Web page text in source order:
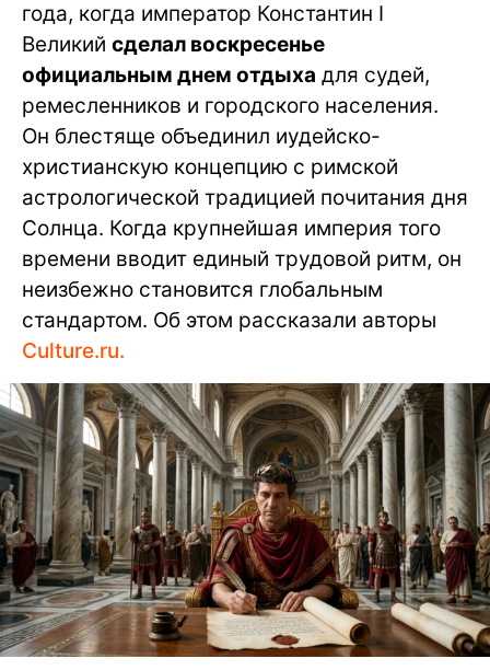
года, когда император Константин I
Великий сделал воскресенье
официальным днем отдыха для судей,
ремесленников и городского населения.
Он блестяще объединил иудейско-
христианскую концепцию с римской
астрологической традицией почитания дня
Солнца. Когда крупнейшая империя того
времени вводит единый трудовой ритм, он
неизбежно становится глобальным
стандартом. Об этом рассказали авторы
Culture.ru.